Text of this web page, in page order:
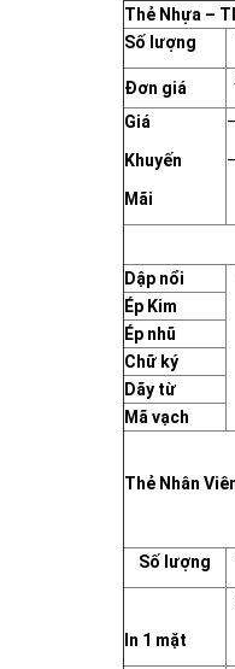
Thẻ Nhựa –
Số lượng
Đơn giá
Giá
Khuyến
Mãi
Dập nổi
Ép Kim
Ép nhũ
Chữ ký
Dãy từ
Mã vạch
Thẻ Nhân
Số lượng
In 1 mặt